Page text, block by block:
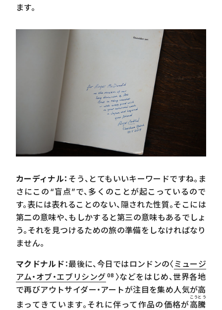
ます。
カーディナル： そう、とてもいいキーワードですね。ま
さにこの“盲点”で、多くのことが起こっているので
す。表には表れることのない、隠された性質。そこには
第二の意味や、もしかすると第三の意味もあるでしょ
う。それを見つけるための旅の準備をしなければなり
ません。
マクドナルド ：最後に、今日ではロンドンの〈 ミュージ
アム・オブ・エブリシング 08 〉などをはじめ、世界各地
で再びアウトサイダー・アートが注目を集め人気が高
まってきています。それに伴って作品の価格が高騰
こうとう